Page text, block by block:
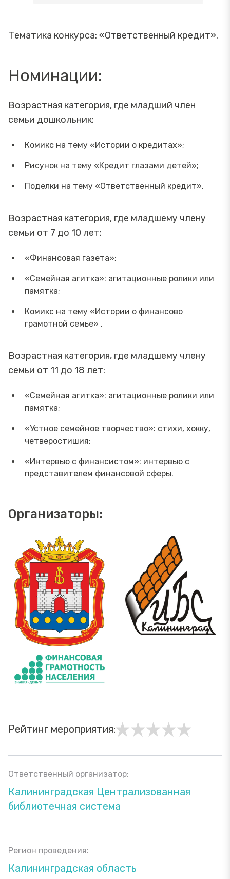
Тематика конкурса: «Ответственный кредит».
Номинации:
Возрастная категория, где младший член
семьи дошкольник:
Комикс на тему «Истории о кредитах»;
Рисунок на тему «Кредит глазами детей»;
Поделки на тему «Ответственный кредит».
Возрастная категория, где младшему члену
семьи от 7 до 10 лет:
«Финансовая газета»;
«Семейная агитка»: агитационные ролики или
памятка;
Комикс на тему «Истории о финансово
грамотной семье» .
Возрастная категория, где младшему члену
семьи от 11 до 18 лет:
«Семейная агитка»: агитационные ролики или
памятка;
«Устное семейное творчество»: стихи, хокку,
четверостишия;
«Интервью с финансистом»: интервью с
представителем финансовой сферы.
Организаторы:
Рейтинг мероприятия:
Ответственный организатор:
Калининградская Централизованная
библиотечная система
Регион проведения:
Калининградская область